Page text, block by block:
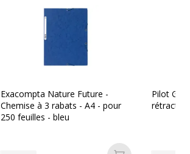
Exacompta Nature Future -
Chemise à 3 rabats - A4 - pour
250 feuilles - bleu
Pilot G-2